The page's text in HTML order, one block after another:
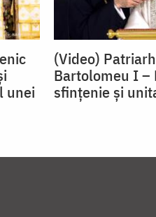
unei
(Video)
Bartolomeu I –
sfințenie și